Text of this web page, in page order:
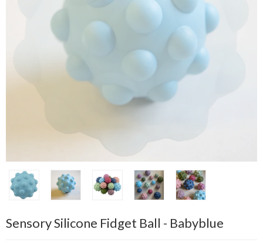
Sensory Silicone Fidget Ball - Babyblue